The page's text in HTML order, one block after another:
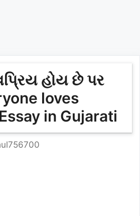
હોય છે પર
loves
in Gujarati